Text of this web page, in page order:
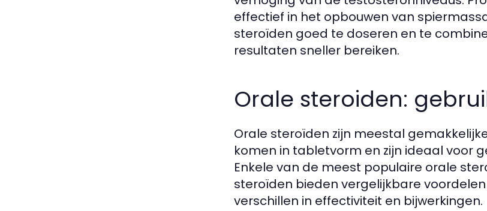
effectief in het opbouwen van
steroïden goed te doseren en te
resultaten sneller bereiken.
Orale steroiden:
Orale steroïden zijn meestal
komen in tabletvorm en zijn ideaal voor
Enkele van de meest populaire orale
steroïden bieden vergelijkbare
verschillen in effectiviteit en bijwerkingen.